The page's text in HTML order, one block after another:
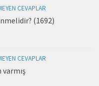
CEVAPLAR
(1692)
CEVAPLAR